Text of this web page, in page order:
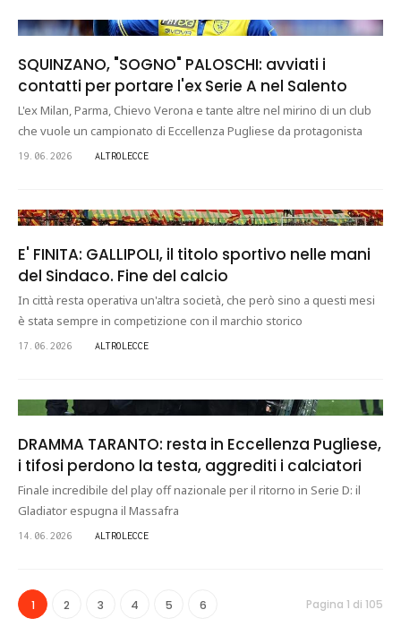
SQUINZANO, "SOGNO" PALOSCHI: avviati i
contatti per portare l'ex Serie A nel Salento
L'ex Milan, Parma, Chievo Verona e tante altre nel mirino di un club
che vuole un campionato di Eccellenza Pugliese da protagonista
19.06.2026 ALTROLECCE
E' FINITA: GALLIPOLI, il titolo sportivo nelle mani
del Sindaco. Fine del calcio
In città resta operativa un'altra società, che però sino a questi mesi
è stata sempre in competizione con il marchio storico
17.06.2026 ALTROLECCE
DRAMMA TARANTO: resta in Eccellenza Pugliese,
i tifosi perdono la testa, aggrediti i calciatori
Finale incredibile del play off nazionale per il ritorno in Serie D: il
Gladiator espugna il Massafra
14.06.2026 ALTROLECCE
1 2 3 4 5 6 Pagina 1 di 105